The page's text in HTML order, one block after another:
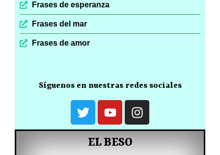
Frases de esperanza
Frases del mar
Frases de amor
Síguenos en nuestras redes sociales
EL BESO